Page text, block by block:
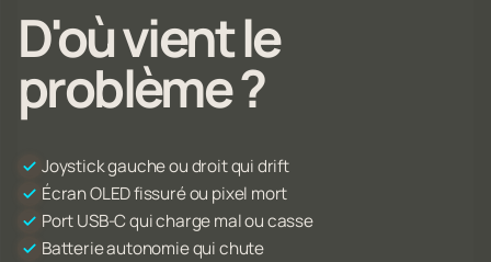
D'où vient le
problème ?
Joystick gauche ou droit qui drift
Écran OLED fissuré ou pixel mort
Port USB-C qui charge mal ou casse
Batterie autonomie qui chute